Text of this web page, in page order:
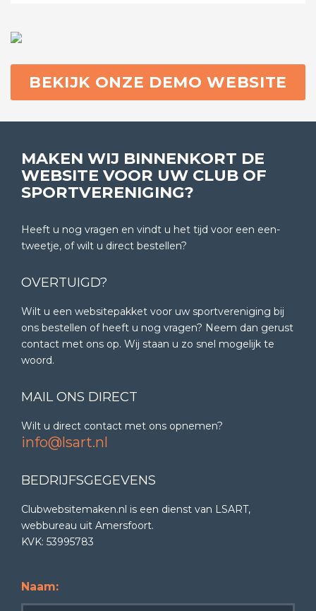
BEKIJK ONZE DEMO WEBSITE
MAKEN WIJ BINNENKORT DE
WEBSITE VOOR UW CLUB OF
SPORTVERENIGING?
Heeft u nog vragen en vindt u het tijd voor een een-
tweetje, of wilt u direct bestellen?
OVERTUIGD?
Wilt u een websitepakket voor uw sportvereniging bij
ons bestellen of heeft u nog vragen? Neem dan gerust
contact met ons op. Wij staan u zo snel mogelijk te
woord.
MAIL ONS DIRECT
Wilt u direct contact met ons opnemen?
info@lsart.nl
BEDRIJFSGEGEVENS
Clubwebsitemaken.nl is een dienst van LSART,
webbureau uit Amersfoort.
KVK: 53995783
Naam: